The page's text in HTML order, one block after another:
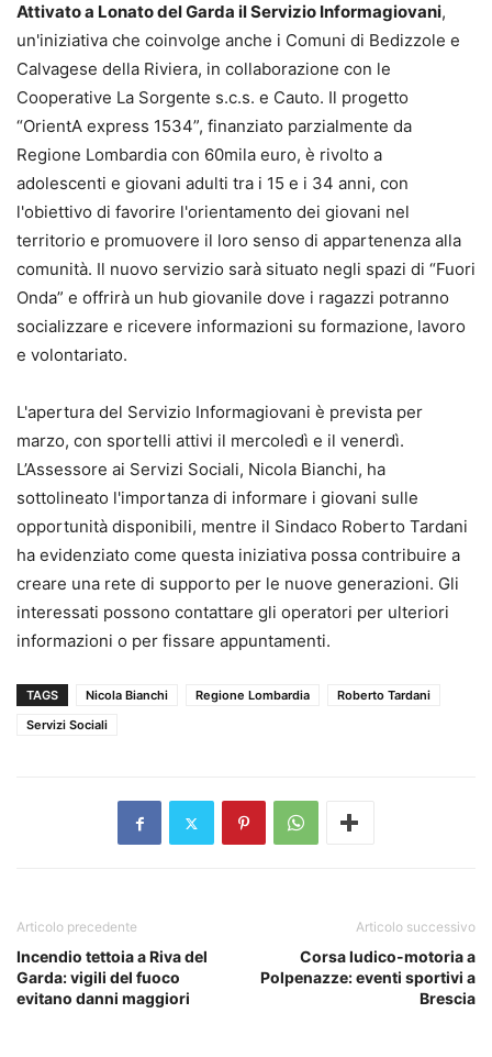
Attivato a Lonato del Garda il Servizio Informagiovani,
un'iniziativa che coinvolge anche i Comuni di Bedizzole e
Calvagese della Riviera, in collaborazione con le
Cooperative La Sorgente s.c.s. e Cauto. Il progetto
“OrientA express 1534”, finanziato parzialmente da
Regione Lombardia con 60mila euro, è rivolto a
adolescenti e giovani adulti tra i 15 e i 34 anni, con
l'obiettivo di favorire l'orientamento dei giovani nel
territorio e promuovere il loro senso di appartenenza alla
comunità. Il nuovo servizio sarà situato negli spazi di “Fuori
Onda” e offrirà un hub giovanile dove i ragazzi potranno
socializzare e ricevere informazioni su formazione, lavoro
e volontariato.
L'apertura del Servizio Informagiovani è prevista per
marzo, con sportelli attivi il mercoledì e il venerdì.
L’Assessore ai Servizi Sociali, Nicola Bianchi, ha
sottolineato l'importanza di informare i giovani sulle
opportunità disponibili, mentre il Sindaco Roberto Tardani
ha evidenziato come questa iniziativa possa contribuire a
creare una rete di supporto per le nuove generazioni. Gli
interessati possono contattare gli operatori per ulteriori
informazioni o per fissare appuntamenti.
TAGS Nicola Bianchi Regione Lombardia
Roberto Tardani
Servizi Sociali
Articolo precedente
Incendio tettoia a Riva del
Garda: vigili del fuoco
evitano danni maggiori
Articolo successivo
Corsa ludico-motoria a
Polpenazze: eventi sportivi a
Brescia